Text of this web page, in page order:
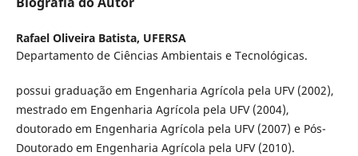
Rafael Oliveira Batista, UFERSA
Departamento de Ciências Ambientais e Tecnológicas.
possui graduação em Engenharia Agrícola pela UFV (2002),
mestrado em Engenharia Agrícola pela UFV (2004),
doutorado em Engenharia Agrícola pela UFV (2007) e Pós-
Doutorado em Engenharia Agrícola pela UFV (2010).